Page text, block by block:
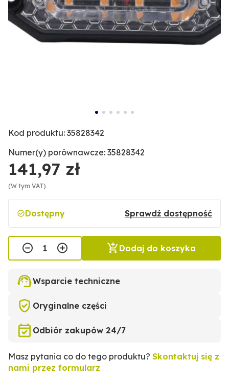
Kod produktu: 35828342
Numer(y) porównawcze: 35828342
141,97 zł
(W tym VAT)
Dostępny Sprawdź dostępność
Dodaj do koszyka
Wsparcie techniczne
Oryginalne części
Odbiór zakupów 24/7
Masz pytania co do tego produktu? Skontaktuj się z
nami przez formularz